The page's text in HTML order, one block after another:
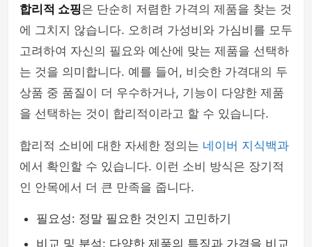
합리적 쇼핑은 단순히 저렴한 가격의 제품을 찾는 것
에 그치지 않습니다. 오히려 가성비와 가심비를 모두
고려하여 자신의 필요와 예산에 맞는 제품을 선택하
는 것을 의미합니다. 예를 들어, 비슷한 가격대의 두
상품 중 품질이 더 우수하거나, 기능이 다양한 제품
을 선택하는 것이 합리적이라고 할 수 있습니다.
합리적 소비에 대한 자세한 정의는 네이버 지식백과
에서 확인할 수 있습니다. 이런 소비 방식은 장기적
인 안목에서 더 큰 만족을 줍니다.
필요성: 정말 필요한 것인지 고민하기
비교 및 분석: 다양한 제품의 특징과 가격을 비교